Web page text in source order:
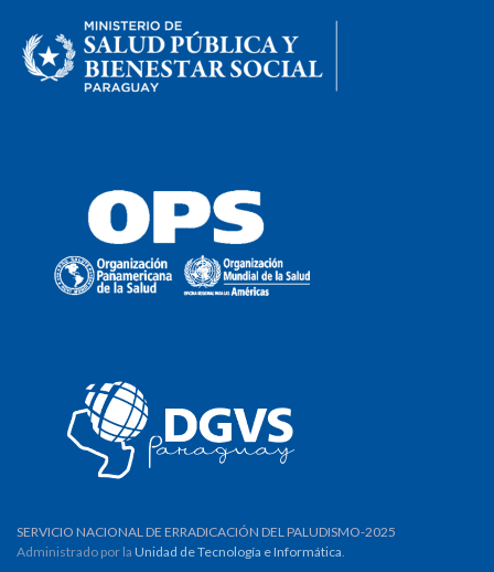
SERVICIO NACIONAL DE ERRADICACIÓN DEL PALUDISMO-2025
Administrado por la Unidad de Tecnología e Informática.